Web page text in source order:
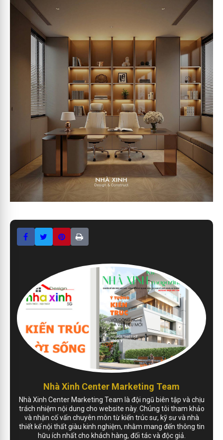
Nhà Xinh Center Marketing Team
Nhà Xinh Center Marketing Team là đội ngũ biên tập và chịu
trách nhiệm nội dung cho website này. Chúng tôi tham khảo
và nhận cố vấn chuyên môn từ kiến trúc sư, kỹ sư và nhà
thiết kế nội thất giàu kinh nghiệm, nhằm mang đến thông tin
hữu ích nhất cho khách hàng, đối tác và độc giả.